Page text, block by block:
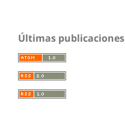
Últimas publicaciones